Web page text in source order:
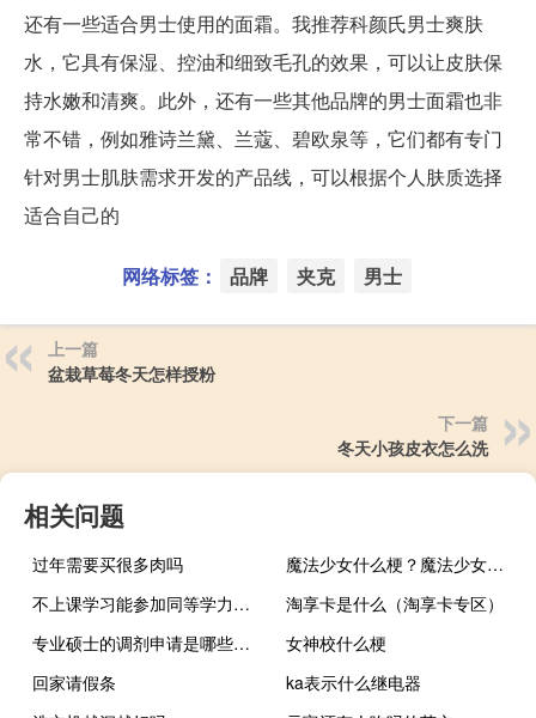
还有一些适合男士使用的面霜。我推荐科颜氏男士爽肤
水，它具有保湿、控油和细致毛孔的效果，可以让皮肤保
持水嫩和清爽。此外，还有一些其他品牌的男士面霜也非
常不错，例如雅诗兰黛、兰蔻、碧欧泉等，它们都有专门
针对男士肌肤需求开发的产品线，可以根据个人肤质选择
适合自己的
网络标签： 品牌 夹克 男士
上一篇
盆栽草莓冬天怎样授粉
下一篇
冬天小孩皮衣怎么洗
相关问题
过年需要买很多肉吗
魔法少女什么梗？魔法少女是什么意思什么梗
不上课学习能参加同等学力申硕考试吗
淘享卡是什么（淘享卡专区）
专业硕士的调剂申请是哪些人可以办理
女神校什么梗
回家请假条
ka表示什么继电器